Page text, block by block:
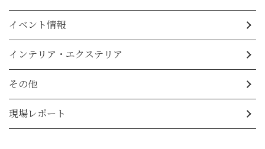
イベント情報
インテリア・エクステリア
その他
現場レポート